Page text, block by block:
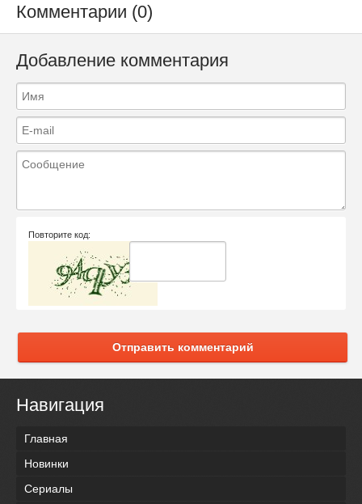
Комментарии (0)
Добавление комментария
Повторите код:
Отправить комментарий
Навигация
Главная
Новинки
Сериалы